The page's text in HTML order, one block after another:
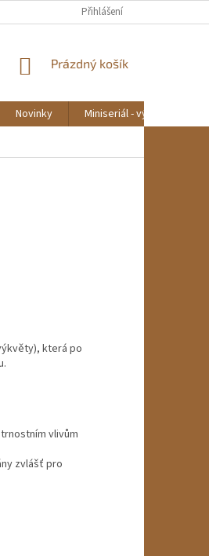
Přihlášení
NÁKUPNÍ
Prázdný košík
Novinky
Miniseriál - výroba lavičky
která po
vlivům
zvlášť pro